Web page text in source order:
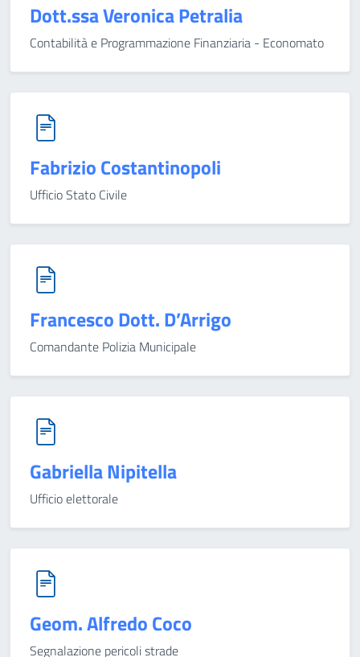
Dott.ssa Veronica Petralia
Contabilità e Programmazione Finanziaria - Economato
Fabrizio Costantinopoli
Ufficio Stato Civile
Francesco Dott. D’Arrigo
Comandante Polizia Municipale
Gabriella Nipitella
Ufficio elettorale
Geom. Alfredo Coco
Segnalazione pericoli strade